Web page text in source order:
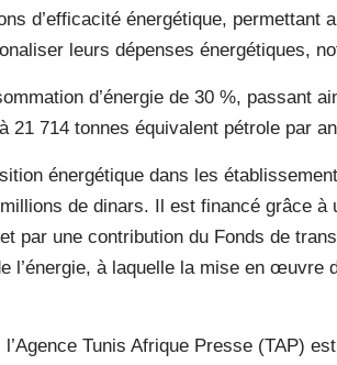
d’efficacité énergétique, permettant
leurs dépenses énergétiques,
d’énergie de 30 %, passant
21 714 tonnes équivalent pétrole par
énergétique dans les
de dinars. Il est financé grâce à
par une contribution du Fonds de
l’énergie, à laquelle la mise en œuvre
Tunis Afrique Presse (TAP)